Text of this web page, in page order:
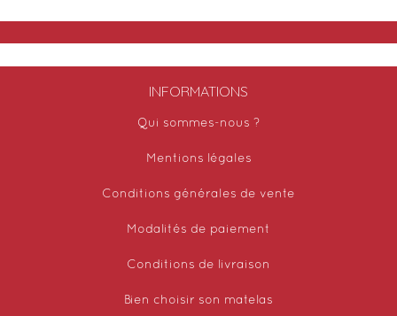
INFORMATIONS
Qui sommes-nous ?
Mentions légales
Conditions générales de vente
Modalités de paiement
Conditions de livraison
Bien choisir son matelas